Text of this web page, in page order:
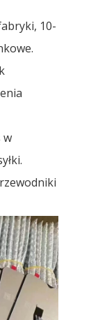
10-
w